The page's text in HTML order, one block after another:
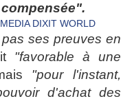
ses preuves en
"favorable à une
"pour l'instant,
d'achat des